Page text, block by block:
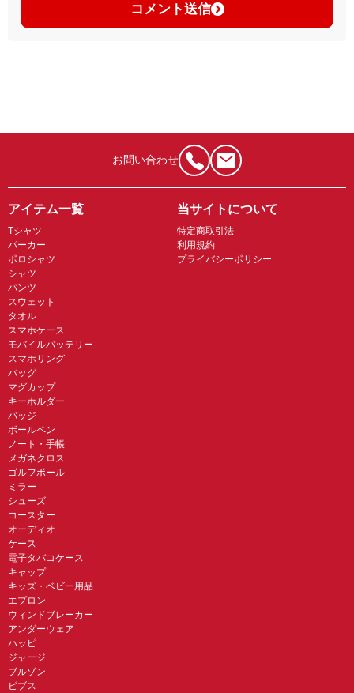
コメント送信
お問い合わせ
アイテム一覧
Tシャツ
パーカー
ポロシャツ
シャツ
パンツ
スウェット
タオル
スマホケース
モバイルバッテリー
スマホリング
バッグ
マグカップ
キーホルダー
バッジ
ボールペン
ノート・手帳
メガネクロス
ゴルフボール
ミラー
シューズ
コースター
オーディオ
ケース
電子タバコケース
キャップ
キッズ・ベビー用品
エプロン
ウィンドブレーカー
アンダーウェア
ハッピ
ジャージ
ブルゾン
ビブス
当サイトについて
特定商取引法
利用規約
プライバシーポリシー